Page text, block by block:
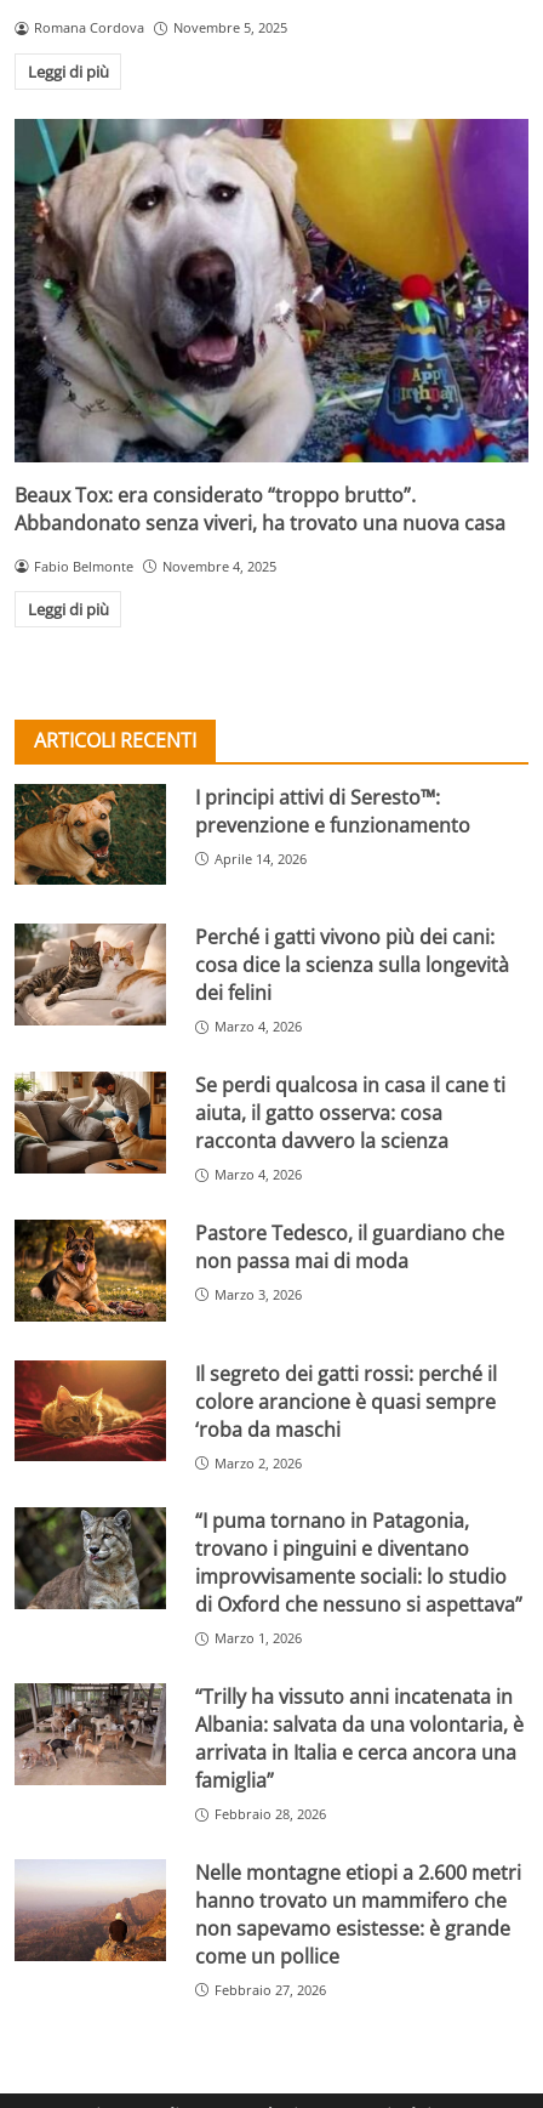
Romana Cordova Novembre 5, 2025
Leggi di più
Beaux Tox: era considerato “troppo brutto”.
Abbandonato senza viveri, ha trovato una nuova casa
Fabio Belmonte Novembre 4, 2025
Leggi di più
ARTICOLI RECENTI
I principi attivi di Seresto™:
prevenzione e funzionamento
Aprile 14, 2026
Perché i gatti vivono più dei cani:
cosa dice la scienza sulla longevità
dei felini
Marzo 4, 2026
Se perdi qualcosa in casa il cane ti
aiuta, il gatto osserva: cosa
racconta davvero la scienza
Marzo 4, 2026
Pastore Tedesco, il guardiano che
non passa mai di moda
Marzo 3, 2026
Il segreto dei gatti rossi: perché il
colore arancione è quasi sempre
‘roba da maschi
Marzo 2, 2026
“I puma tornano in Patagonia,
trovano i pinguini e diventano
improvvisamente sociali: lo studio
di Oxford che nessuno si aspettava”
Marzo 1, 2026
“Trilly ha vissuto anni incatenata in
Albania: salvata da una volontaria, è
arrivata in Italia e cerca ancora una
famiglia”
Febbraio 28, 2026
Nelle montagne etiopi a 2.600 metri
hanno trovato un mammifero che
non sapevamo esistesse: è grande
come un pollice
Febbraio 27, 2026